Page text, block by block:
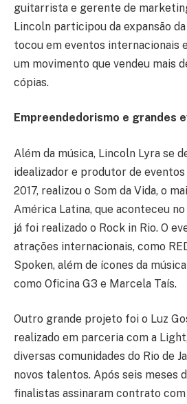
guitarrista e gerente de
Lincoln participou da expansão
tocou em eventos internacionais
um movimento que vendeu mais
cópias.
Empreendedorismo e grandes
Além da música, Lincoln Lyra se
idealizador e produtor de
2017, realizou o Som da Vida, o
América Latina, que aconteceu
já foi realizado o Rock in Rio. O
atrações internacionais, como
Spoken, além de ícones da
como Oficina G3 e Marcela Taís.
Outro grande projeto foi o Luz
realizado em parceria com a
diversas comunidades do Rio de
novos talentos. Após seis meses
finalistas assinaram contrato